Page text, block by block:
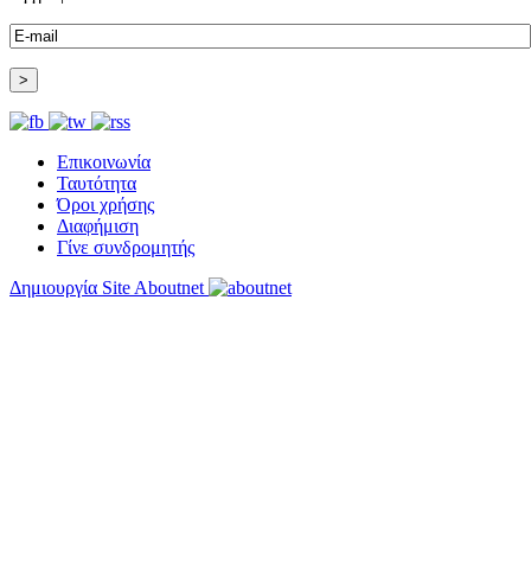
Επικοινωνία
Ταυτότητα
Όροι χρήσης
Διαφήμιση
Γίνε συνδρομητής
Δημιουργία Site Aboutnet